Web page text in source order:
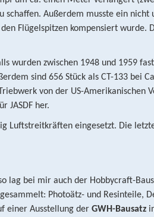
schaffen. Außerdem musste ein
Flügelspitzen kompensiert
wurden zwischen 1948 und 1959
sind 656 Stück als CT-133 bei
von der US-Amerikanischen
JASDF her.
Luftstreitkräften eingesetzt. Die
lag bei mir auch der Hobbycraft-
Photoätz- und Resinteile,
einer Ausstellung der GWH-Bausatz